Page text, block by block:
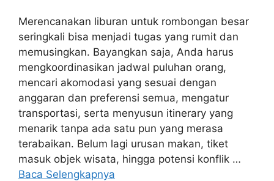
Merencanakan liburan untuk rombongan besar
seringkali bisa menjadi tugas yang rumit dan
memusingkan. Bayangkan saja, Anda harus
mengkoordinasikan jadwal puluhan orang,
mencari akomodasi yang sesuai dengan
anggaran dan preferensi semua, mengatur
transportasi, serta menyusun itinerary yang
menarik tanpa ada satu pun yang merasa
terabaikan. Belum lagi urusan makan, tiket
masuk objek wisata, hingga potensi konflik …
Baca Selengkapnya